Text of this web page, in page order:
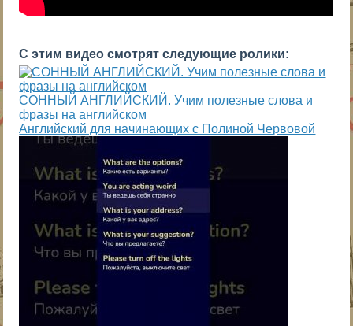
С этим видео смотрят следующие ролики:
СОННЫЙ АНГЛИЙСКИЙ. Учим полезные слова и
фразы на английском
Английский для начинающих с Полиной Червовой